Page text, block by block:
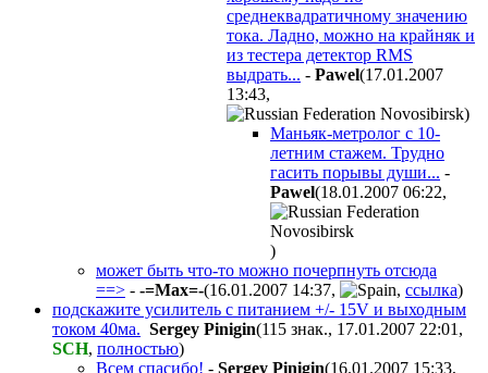
среднеквадратичному значению
тока. Ладно, можно на крайняк и
из тестера детектор RMS
выдрать... - Pawel(17.01.2007
13:43,
)
Маньяк-метролог с 10-
летним стажем. Трудно
гасить порывы души... -
Pawel(18.01.2007 06:22,
)
может быть что-то можно почерпнуть отсюда
==> - -=Max=-(16.01.2007 14:37, , ссылка)
подскажите усилитель с питанием +/- 15V и выходным
током 40ма. Sergey Pinigin(115 знак., 17.01.2007 22:01 ,
SCH, полностью)
Всем спасибо! - Sergey Pinigin(16.01.2007 15:33,